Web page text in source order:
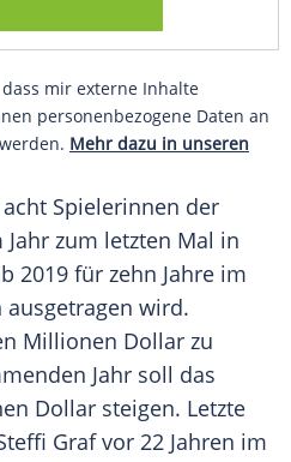
mir externe Inhalte
personenbezogene Daten an
Mehr dazu in unseren
Spielerinnen der
zum letzten Mal in
2019 für zehn Jahre im
ausgetragen wird.
Millionen Dollar zu
Jahr soll das
Dollar steigen. Letzte
Graf vor 22 Jahren im